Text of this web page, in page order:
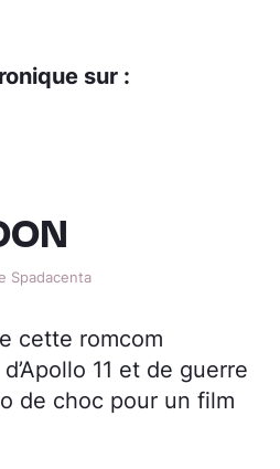
Spadacenta
cette romcom
11 et de guerre
de choc pour un film
sur :